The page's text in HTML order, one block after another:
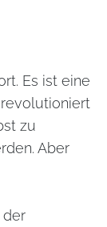
Es ist eine
zu
Aber
der